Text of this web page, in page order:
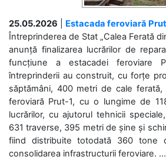
25.05.2026
Estacada feroviară
Întreprinderea de Stat „Calea Ferată
anunță finalizarea lucrărilor de
funcțiune a estacadei feroviare
întreprinderii au construit, cu forțe
săptămâni, 400 metri de cale ferată,
feroviară Prut-1, cu o lungime de
lucrărilor, cu ajutorul tehnicii
631 traverse, 395 metri de șine și
fiind distribuite totodată 360 tone
consolidarea infrastructurii feroviare. ...